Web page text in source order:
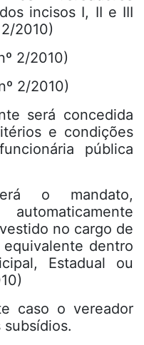
incisos I, II e III
2010)
2/2010)
2/2010)
será concedida
e condições
pública
o mandato,
no cargo de
dentro
Estadual ou
caso o vereador